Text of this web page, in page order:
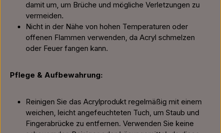
damit um, um Brüche und mögliche Verletzungen zu
vermeiden.
Nicht in der Nähe von hohen Temperaturen oder
offenen Flammen verwenden, da Acryl schmelzen
oder Feuer fangen kann.
Pflege & Aufbewahrung:
Reinigen Sie das Acrylprodukt regelmäßig mit einem
weichen, leicht angefeuchteten Tuch, um Staub und
Fingerabrücke zu entfernen. Verwenden Sie keine